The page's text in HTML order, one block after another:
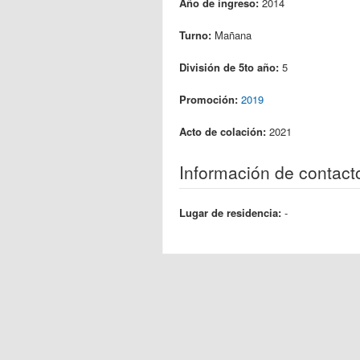
Turno: Mañana
División de 5to año: 5
Promoción: 2019
Acto de colación: 2021
Información de
Lugar de residencia: -